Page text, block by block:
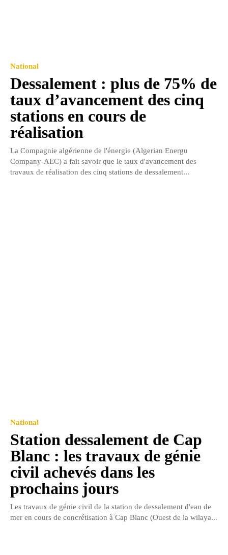
National
Dessalement : plus de 75% de
taux d’avancement des cinq
stations en cours de
réalisation
La Compagnie algérienne de l'énergie (Algerian Energu
Company-AEC) a fait savoir que le taux d'avancement des
travaux de réalisation des cinq stations de dessalement...
National
Station dessalement de Cap
Blanc : les travaux de génie
civil achevés dans les
prochains jours
Les travaux de génie civil de la station de dessalement d'eau de
mer en cours de concrétisation à Cap Blanc (Ouest de la wilaya...